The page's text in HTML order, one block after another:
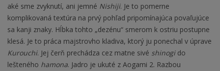
aké sme zvyknutí, ani jemné Nishiji. Je to pomerne
komplikovaná textúra na prvý pohľad pripomínajúca povaľujúce
sa kanji znaky. Hĺbka tohto „dezénu“ smerom k ostriu postupne
klesá. Je to práca majstrovho kladiva, ktorý ju ponechal v úprave
Kurouchi. Jej čerň prechádza cez matne sivé shinogido
lešteného hamona. Jadro je ukuté z Aogami 2. Razbou